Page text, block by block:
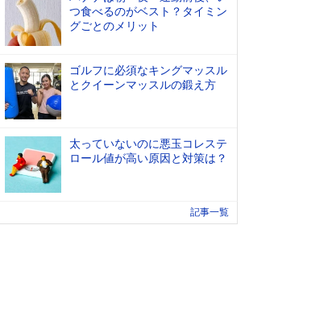
つ食べるのがベスト？タイミン
グごとのメリット
ゴルフに必須なキングマッスル
とクイーンマッスルの鍛え方
太っていないのに悪玉コレステ
ロール値が高い原因と対策は？
記事一覧